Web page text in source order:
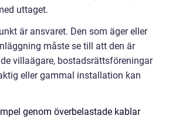
uttaget.
är ansvaret. Den som äger eller
måste se till att den är
villaägare, bostadsrättsföreningar
eller gammal installation kan
genom överbelastade kablar